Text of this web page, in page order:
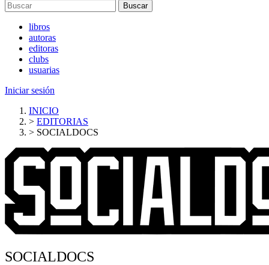
Buscar
libros
autoras
editoras
clubs
usuarias
Iniciar sesión
INICIO
> EDITORIAS
> SOCIALDOCS
SOCIALDOCS